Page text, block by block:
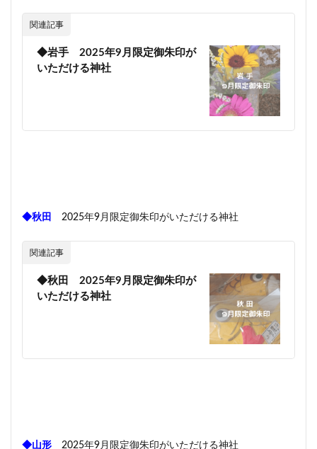
関連記事
◆岩手 2025年9月限定御朱印が
いただける神社
◆秋田 2025年9月限定御朱印がいただける神社
関連記事
◆秋田 2025年9月限定御朱印が
いただける神社
◆山形 2025年9月限定御朱印がいただける神社